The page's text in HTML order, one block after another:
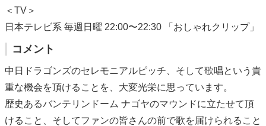
＜TV＞
日本テレビ系 毎週日曜 22:00〜22:30 「おしゃれクリップ」
コメント
中日ドラゴンズのセレモニアルピッチ、そして歌唱という貴
重な機会を頂けることを、大変光栄に思っています。
歴史あるバンテリンドーム ナゴヤのマウンドに立たせて頂
けること、そしてファンの皆さんの前で歌を届けられること